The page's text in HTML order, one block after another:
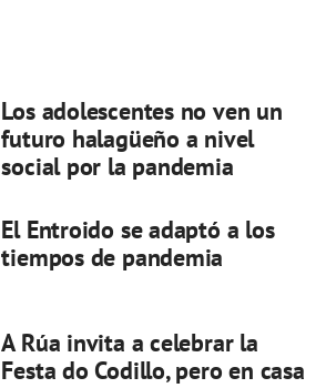
Los adolescentes no ven un
futuro halagüeño a nivel
social por la pandemia
El Entroido se adaptó a los
tiempos de pandemia
A Rúa invita a celebrar la
Festa do Codillo, pero en casa